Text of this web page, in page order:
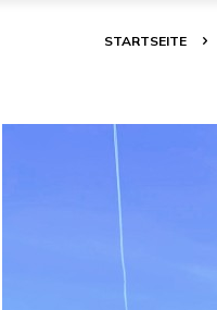
STARTSEITE